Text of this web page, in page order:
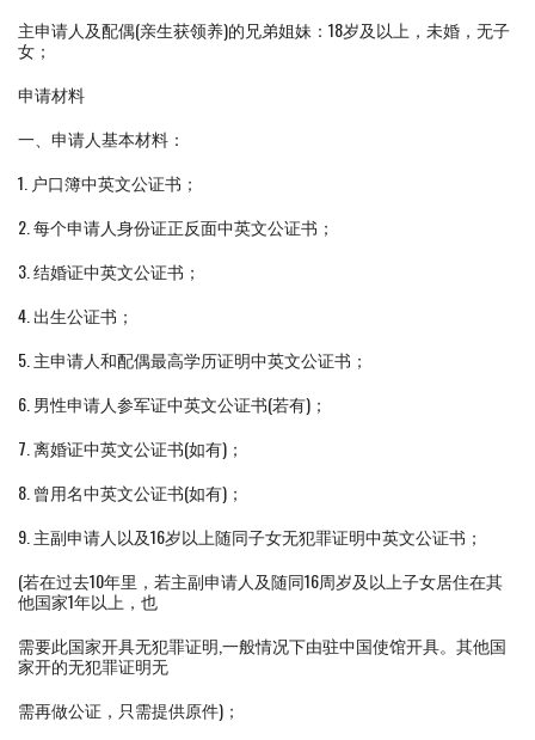
主申请人及配偶(亲生获领养)的兄弟姐妹：18岁及以上，未婚，无子
女；
申请材料
一、申请人基本材料：
1. 户口簿中英文公证书；
2. 每个申请人身份证正反面中英文公证书；
3. 结婚证中英文公证书；
4. 出生公证书；
5. 主申请人和配偶最高学历证明中英文公证书；
6. 男性申请人参军证中英文公证书(若有)；
7. 离婚证中英文公证书(如有)；
8. 曾用名中英文公证书(如有)；
9. 主副申请人以及16岁以上随同子女无犯罪证明中英文公证书；
(若在过去10年里，若主副申请人及随同16周岁及以上子女居住在其
他国家1年以上，也
需要此国家开具无犯罪证明,一般情况下由驻中国使馆开具。其他国
家开的无犯罪证明无
需再做公证，只需提供原件)；